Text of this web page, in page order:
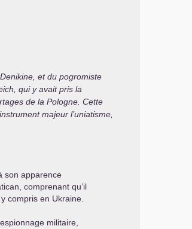
et du pogromiste
qui y avait pris la
de la Pologne. Cette
majeur l’uniatisme,
son apparence
comprenant qu’il
compris en Ukraine.
militaire,